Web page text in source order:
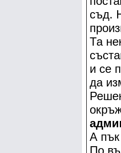
съд.
Та
и се
да
А
По